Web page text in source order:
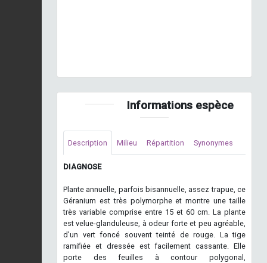
Informations espèce
Description Milieu Répartition Synonymes
DIAGNOSE
Plante annuelle, parfois bisannuelle, assez trapue, ce
Géranium est très polymorphe et montre une taille
très variable comprise entre 15 et 60 cm. La plante
est velue-glanduleuse, à odeur forte et peu agréable,
d’un vert foncé souvent teinté de rouge. La tige
ramifiée et dressée est facilement cassante. Elle
porte des feuilles à contour polygonal,